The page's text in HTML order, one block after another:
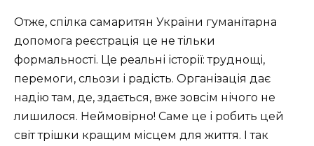
Отже, спілка самаритян України гуманітарна
допомога реєстрація це не тільки
формальності. Це реальні історії: труднощі,
перемоги, сльози і радість. Організація дає
надію там, де, здається, вже зовсім нічого не
лишилося. Неймовірно! Саме це і робить цей
світ трішки кращим місцем для життя. І так